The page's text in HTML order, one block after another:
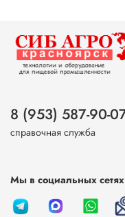
8 (953) 587-90-
справочная служба
Мы в социальных